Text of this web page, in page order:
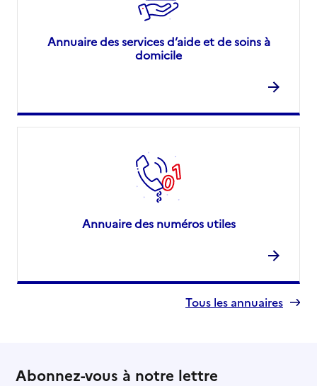
Annuaire des services d’aide et de soins à
domicile
Annuaire des numéros utiles
Tous les annuaires
Abonnez-vous à notre lettre